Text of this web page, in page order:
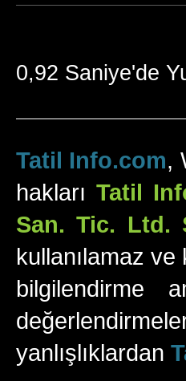
0,92 Saniye'de
Tatil Info.com,
hakları Tatil
San. Tic. Ltd.
kullanılamaz
bilgilendirme
yanlışlıklardan